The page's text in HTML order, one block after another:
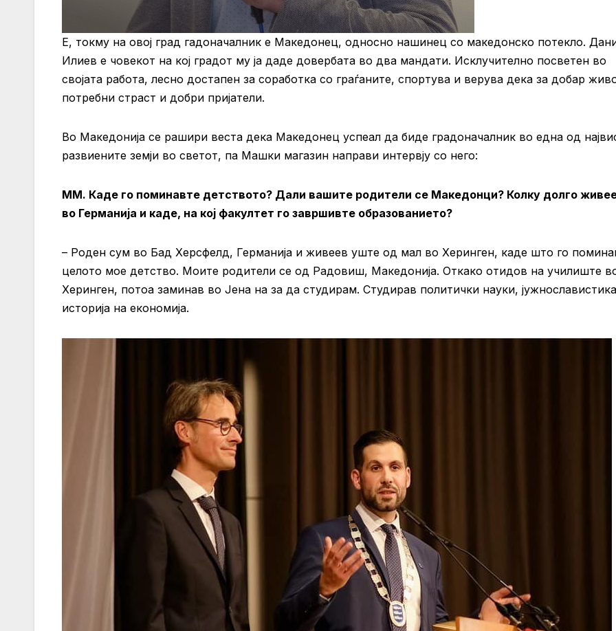
Е, токму на овој град гадоначалник е Македонец, односно нашинец со македонско потекло.
Илиев е човекот на кој градот му ја даде довербата во два мандати. Исклучително посветен во
својата работа, лесно достапен за соработка со граѓаните, спортува и верува дека за добар
потребни страст и добри пријатели.
Во Македонија се рашири веста дека Македонец успеал да биде градоначалник во една од
развиените земји во светот, па Машки магазин направи интервју со него:
ММ. Каде го поминавте детството? Дали вашите родители се Македонци? Колку долго
во Германија и каде, на кој факултет го завршивте образованието?
– Роден сум во Бад Херсфелд, Германија и живеев уште од мал во Херинген, каде што го
целото мое детство. Моите родители се од Радовиш, Македонија. Откако отидов на училиште
Херинген, потоа заминав во Јена на за да студирам. Студирав политички науки,
историја на економија.